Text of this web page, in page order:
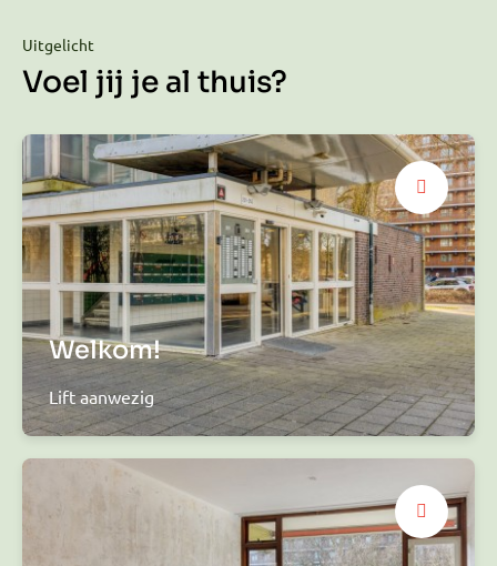
Uitgelicht
Voel jij je al thuis?
Welkom!
Lift aanwezig